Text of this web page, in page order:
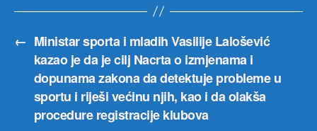
← Ministar sporta i mladih Vasilije Lalošević
kazao je da je cilj Nacrta o izmjenama i
dopunama zakona da detektuje probleme u
sportu i riješi većinu njih, kao i da olakša
procedure registracije klubova